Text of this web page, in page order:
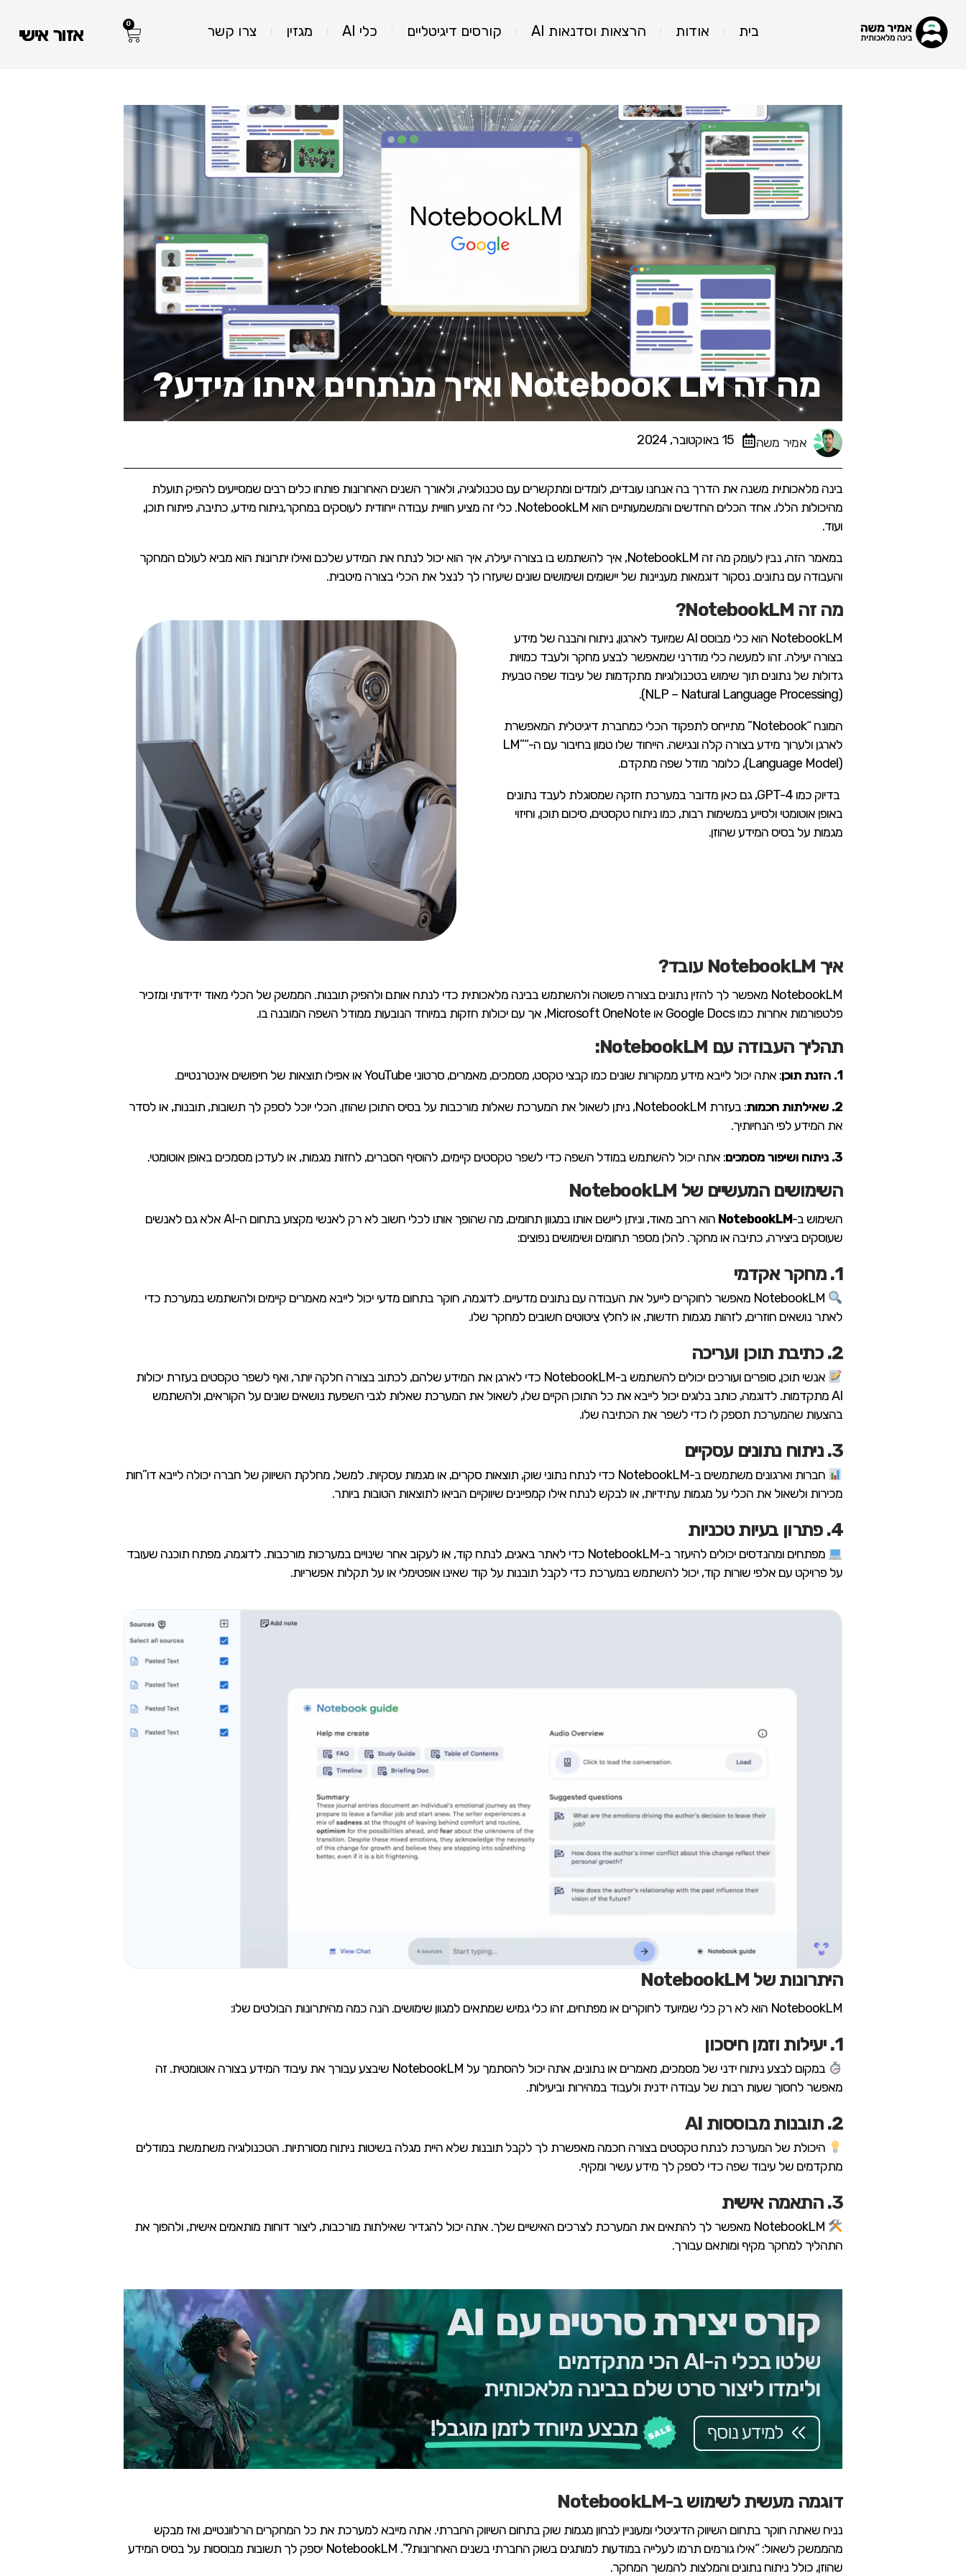
בית אודות הרצאות וסדנאות AI קורסים דיגיטליים כלי AI מגזין צרו קשר 0עגלת
קניותאזור אישי
מה זה Notebook LM ואיך מנתחים איתו מידע?​
אמיר משה 15 באוקטובר, 2024
בינה מלאכותית משנה את הדרך בה אנחנו עובדים, לומדים ומתקשרים עם טכנולוגיה, ולאורך השנים האחרונות פותחו כלים רבים שמסייעים להפיק תועלת
מהיכולות הללו. אחד הכלים החדשים והמשמעותיים הוא NotebookLM. כלי זה מציע חוויית עבודה ייחודית לעוסקים במחקר,ניתוח מידע, כתיבה, פיתוח תוכן,
ועוד.
במאמר הזה, נבין לעומק מה זה NotebookLM, איך להשתמש בו בצורה יעילה, איך הוא יכול לנתח את המידע שלכם ואילו יתרונות הוא מביא לעולם המחקר
והעבודה עם נתונים. נסקור דוגמאות מעניינות של יישומים ושימושים שונים שיעזרו לך לנצל את הכלי בצורה מיטבית.
מה זה NotebookLM?
NotebookLM הוא כלי מבוסס AI שמיועד לארגון, ניתוח והבנה של מידע
בצורה יעילה. זהו למעשה כלי מודרני שמאפשר לבצע מחקר ולעבד כמויות
גדולות של נתונים תוך שימוש בטכנולוגיות מתקדמות של עיבוד שפה טבעית
(NLP – Natural Language Processing).
המונח “Notebook” מתייחס לתפקוד הכלי כמחברת דיגיטלית המאפשרת
לארגן ולערוך מידע בצורה קלה ונגישה. הייחוד שלו טמון בחיבור עם ה-“LM”
(Language Model), כלומר מודל שפה מתקדם.
בדיוק כמו GPT-4, גם כאן מדובר במערכת חזקה שמסוגלת לעבד נתונים
באופן אוטומטי ולסייע במשימות רבות, כמו ניתוח טקסטים, סיכום תוכן, וחיזוי
מגמות על בסיס המידע שהוזן.
איך NotebookLM עובד?
NotebookLM מאפשר לך להזין נתונים בצורה פשוטה ולהשתמש בבינה מלאכותית כדי לנתח אותם ולהפיק תובנות. הממשק של הכלי מאוד ידידותי ומזכיר
פלטפורמות אחרות כמו Google Docs או Microsoft OneNote, אך עם יכולות חזקות במיוחד הנובעות ממודל השפה המובנה בו.
תהליך העבודה עם NotebookLM:
1. הזנת תוכן
: אתה יכול לייבא מידע ממקורות שונים כמו קבצי טקסט, מסמכים, מאמרים, סרטוני YouTube או אפילו תוצאות של חיפושים אינטרנטיים.
2. שאילתות חכמות
: בעזרת NotebookLM, ניתן לשאול את המערכת שאלות מורכבות על בסיס התוכן שהוזן. הכלי יוכל לספק לך תשובות, תובנות, או לסדר
את המידע לפי הנחיותיך.
3. ניתוח ושיפור מסמכים
: אתה יכול להשתמש במודל השפה כדי לשפר טקסטים קיימים, להוסיף הסברים, לחזות מגמות, או לעדכן מסמכים באופן אוטומטי.
השימושים המעשיים של NotebookLM
השימוש ב-NotebookLM
הוא רחב מאוד, וניתן ליישם אותו במגוון תחומים, מה שהופך אותו לכלי חשוב לא רק לאנשי מקצוע בתחום ה-AI אלא גם לאנשים
שעוסקים ביצירה, כתיבה או מחקר. להלן מספר תחומים ושימושים נפוצים:
1. מחקר אקדמי
NotebookLM מאפשר לחוקרים לייעל את העבודה עם נתונים מדעיים. לדוגמה, חוקר בתחום מדעי יכול לייבא מאמרים קיימים ולהשתמש במערכת כדי
לאתר נושאים חוזרים, לזהות מגמות חדשות, או לחלץ ציטוטים חשובים למחקר שלו.
2. כתיבת תוכן ועריכה
אנשי תוכן, סופרים ועורכים יכולים להשתמש ב-NotebookLM כדי לארגן את המידע שלהם, לכתוב בצורה חלקה יותר, ואף לשפר טקסטים בעזרת יכולות
AI מתקדמות. לדוגמה, כותב בלוגים יכול לייבא את כל התוכן הקיים שלו, לשאול את המערכת שאלות לגבי השפעת נושאים שונים על הקוראים, ולהשתמש
בהצעות שהמערכת תספק לו כדי לשפר את הכתיבה שלו.
3. ניתוח נתונים עסקיים
חברות וארגונים משתמשים ב-NotebookLM כדי לנתח נתוני שוק, תוצאות סקרים, או מגמות עסקיות. למשל, מחלקת השיווק של חברה יכולה לייבא דו”חות
מכירות ולשאול את הכלי על מגמות עתידיות, או לבקש לנתח אילו קמפיינים שיווקיים הביאו לתוצאות הטובות ביותר.
4. פתרון בעיות טכניות
מפתחים ומהנדסים יכולים להיעזר ב-NotebookLM כדי לאתר באגים, לנתח קוד, או לעקוב אחר שינויים במערכות מורכבות. לדוגמה, מפתח תוכנה שעובד
על פרויקט עם אלפי שורות קוד, יכול להשתמש במערכת כדי לקבל תובנות על קוד שאינו אופטימלי או על תקלות אפשריות.
היתרונות של NotebookLM
NotebookLM הוא לא רק כלי שמיועד לחוקרים או מפתחים, זהו כלי גמיש שמתאים למגוון שימושים. הנה כמה מהיתרונות הבולטים שלו:
1. יעילות וזמן חיסכון
במקום לבצע ניתוח ידני של מסמכים, מאמרים או נתונים, אתה יכול להסתמך על NotebookLM שיבצע עבורך את עיבוד המידע בצורה אוטומטית. זה
מאפשר לחסוך שעות רבות של עבודה ידנית ולעבוד במהירות וביעילות.
2. תובנות מבוססות AI
היכולת של המערכת לנתח טקסטים בצורה חכמה מאפשרת לך לקבל תובנות שלא היית מגלה בשיטות ניתוח מסורתיות. הטכנולוגיה משתמשת במודלים
מתקדמים של עיבוד שפה כדי לספק לך מידע עשיר ומקיף.
3. התאמה אישית
NotebookLM מאפשר לך להתאים את המערכת לצרכים האישיים שלך. אתה יכול להגדיר שאילתות מורכבות, ליצור דוחות מותאמים אישית, ולהפוך את
התהליך למחקר מקיף ומותאם עבורך.
דוגמה מעשית לשימוש ב-NotebookLM
נניח שאתה חוקר בתחום השיווק הדיגיטלי ומעוניין לבחון מגמות שוק בתחום השיווק החברתי. אתה מייבא למערכת את כל המחקרים הרלוונטיים, ואז מבקש
מהממשק לשאול: “אילו גורמים תרמו לעלייה במודעות למותגים בשוק החברתי בשנים האחרונות?”. NotebookLM יספק לך תשובות מבוססות על בסיס המידע
שהוזן, כולל ניתוח נתונים והמלצות להמשך המחקר.